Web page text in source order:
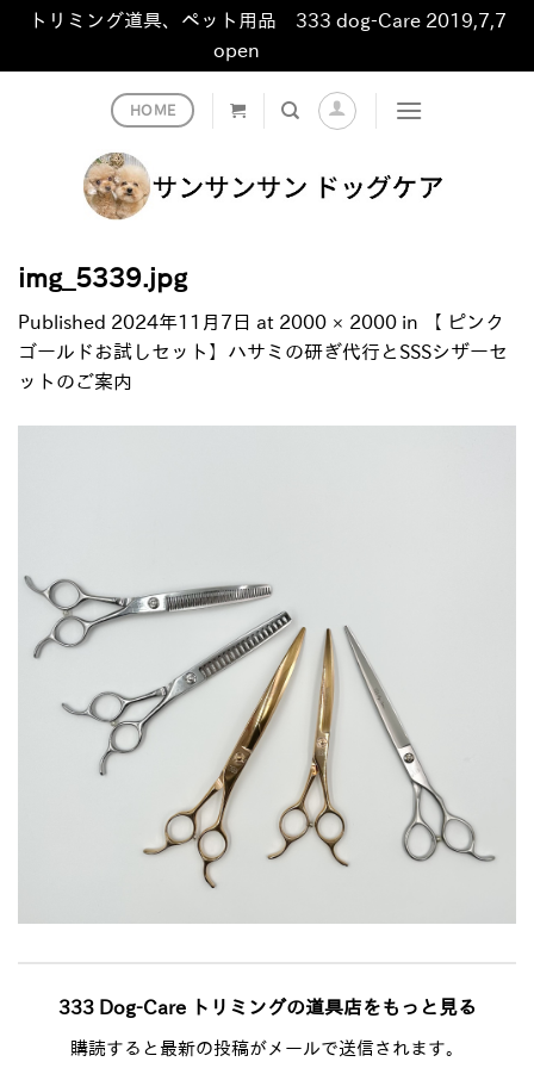
トリミング道具、ペット用品 333 dog-Care 2019,7,7
open
HOME
img_5339.jpg
Published 2024年11月7日 at 2000 × 2000 in
【 ピンク
ゴールドお試しセット】ハサミの研ぎ代行とSSSシザーセ
ットのご案内
333 Dog-Care トリミングの道具店をもっと見る
購読すると最新の投稿がメールで送信されます。